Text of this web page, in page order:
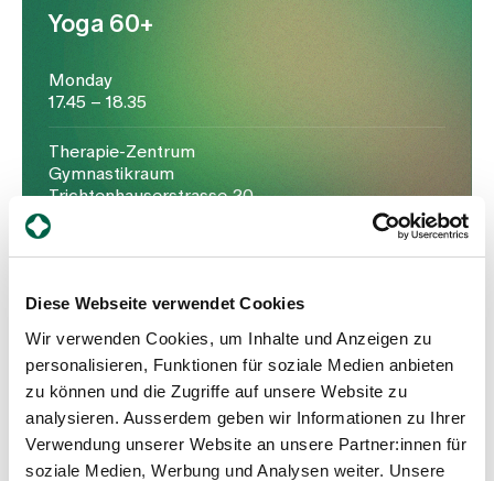
Diese Webseite verwendet Cookies
Wir verwenden Cookies, um Inhalte und Anzeigen zu
personalisieren, Funktionen für soziale Medien anbieten
zu können und die Zugriffe auf unsere Website zu
analysieren. Ausserdem geben wir Informationen zu Ihrer
Verwendung unserer Website an unsere Partner:innen für
soziale Medien, Werbung und Analysen weiter. Unsere
Yoga 60+
Monday
17.45 – 18.35
Therapie-Zentrum
Gymnastikraum
Trichtenhauserstrasse 20
8125 Zollikerberg
21. September 2026
Yoga 60+
Monday